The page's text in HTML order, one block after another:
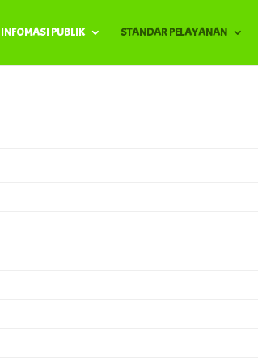
INFOMASI PUBLIK STANDAR PELAYANAN